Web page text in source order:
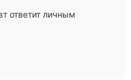
ответит личным